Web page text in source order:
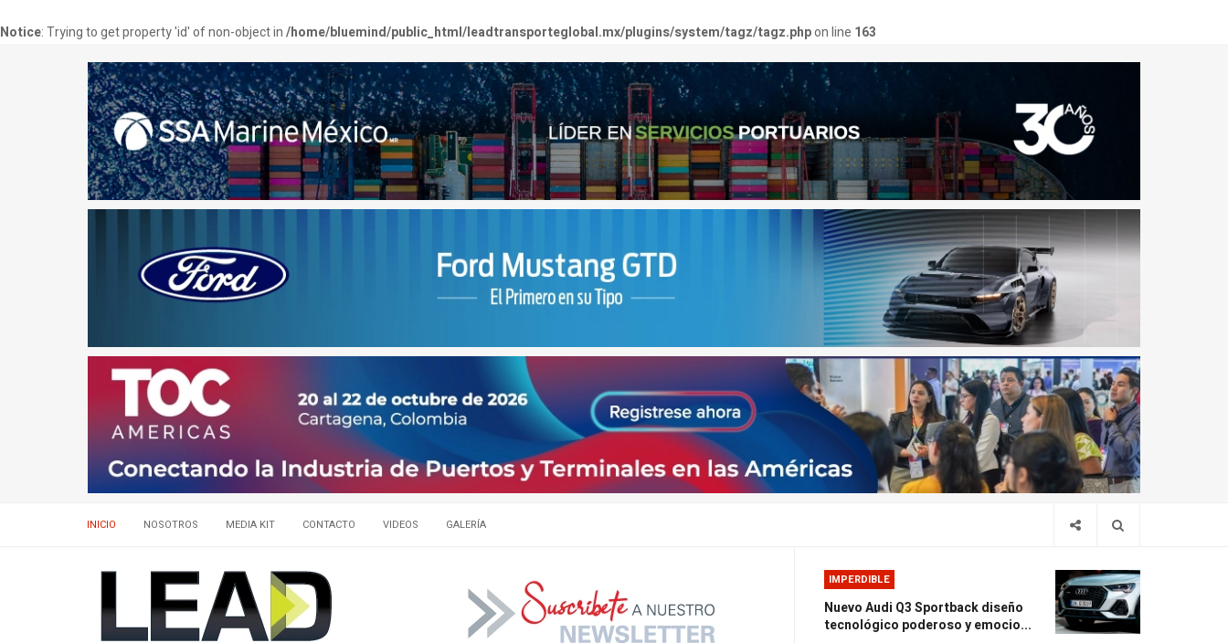
Notice: Trying to get property 'id' of non-object in/home/bluemind/public_html/leadtransporteglobal.mx/plugins/system/tagz/tagz.phpon line 163
INICIO NOSOTROS MEDIA KIT CONTACTO VIDEOS GALERÍA
IMPERDIBLE
Nuevo Audi Q3 Sportback diseño
tecnológico poderoso y emocio...